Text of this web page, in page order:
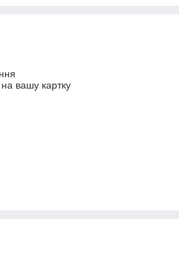
вашу картку